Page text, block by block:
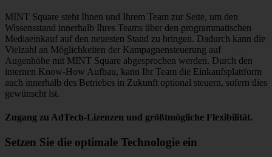
MINT Square steht Ihnen und Ihrem Team zur Seite, um den
Wissensstand innerhalb Ihres Teams über den programmatischen
Mediaeinkauf auf den neuesten Stand zu bringen. Dadurch kann die
Vielzahl an Möglichkeiten der Kampagnensteuerung auf
Augenhöhe mit MINT Square abgesprochen werden. Durch den
internen Know-How Aufbau, kann Ihr Team die Einkaufsplattform
auch innerhalb des Betriebes in Zukunft optional steuern, sofern dies
gewünscht ist.
Zugang zu AdTech-Lizenzen und größtmögliche Flexibilität.
Setzen Sie die optimale Technologie ein